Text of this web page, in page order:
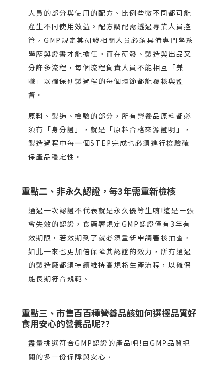
人員的部分與使用的配方、比例些微不同都可能
產生不同使用效益。配方調配需透過專業人員控
管，GMP規定其研發相關人員必須具備專門學系
學歷與證書才能擔任。而在研發、製造與出品又
分許多流程，每個流程負責人員不能相互「兼
職」以確保研製過程的每個環節都能覆核與監
督。
原料、製造、檢驗的部分，所有營養品原料都必
須有「身分證」，就是「原料合格來源證明」，
製造過程中每一個STEP完成也必須進行檢驗確
保產品穩定性。
重點二、非永久認證，每3年需重新檢核
通過一次認證不代表就是永久優等生唷!這是一張
會失效的認證，食藥署規定GMP認證僅有3年有
效期限，若效期到了就必須重新申請審核抽查，
如此一來也更加倍保障其認證的效力，所有通過
的製造廠都須持續維持高規格生產流程，以確保
能長期符合規範。
重點三、市售百百種營養品該如何選擇品質好
食用安心的營養品呢??
盡量挑選符合GMP認證的產品吧!由GMP品質把
關的多一份保障與安心。